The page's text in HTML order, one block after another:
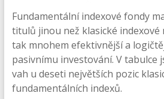
Fundamentální indexové fondy
titulů jinou než klasické indexové
tak mnohem efektivnější a
pasivnímu investování. V tabulce
vah u deseti největších pozic
fundamentálních indexů.